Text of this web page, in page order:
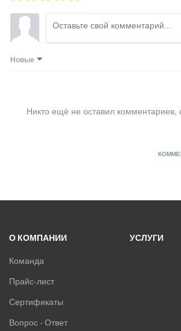
Новые
Никто ещё не оставил комментариев,
О КОМПАНИИ
Команда
Прайс-лист
Сертификаты
Вопрос - Ответ
УСЛУГИ